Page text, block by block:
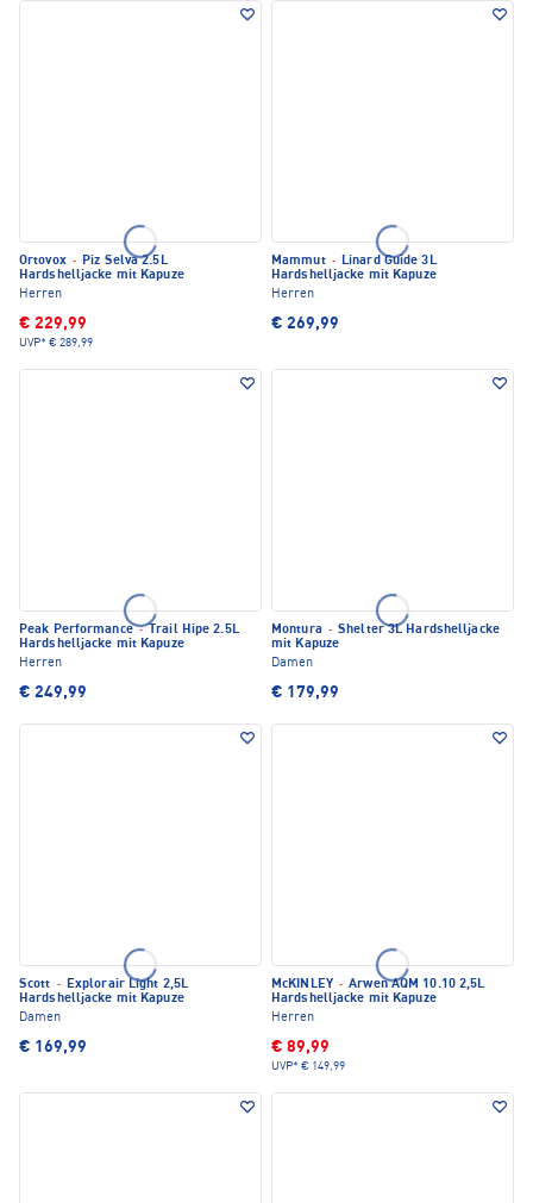
Ortovox · Piz Selva 2.5L
Hardshelljacke mit Kapuze
Herren
€ 229,99
UVP* € 289,99
Mammut · Linard Guide 3L
Hardshelljacke mit Kapuze
Herren
€ 269,99
Peak Performance·Trail Hipe 2.5L
Hardshelljacke mit Kapuze
Herren
€ 249,99
Montura · Shelter 3L Hardshelljacke
mit Kapuze
Damen
€ 179,99
Scott · Explorair Light 2,5L
Hardshelljacke mit Kapuze
Damen
€ 169,99
McKINLEY · Arwen AQM 10.10 2,5L
Hardshelljacke mit Kapuze
Herren
€ 89,99
UVP* € 149,99